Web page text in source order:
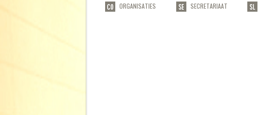
ORGANISATIES
SECRETARIAAT